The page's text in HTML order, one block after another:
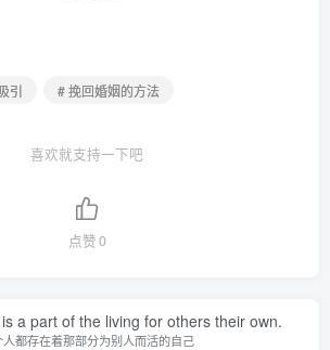
引 # 挽回婚姻的方法
喜欢就支持一下吧
点赞0
a part of the living for others their own.
人都存在着那部分为别人而活的自己